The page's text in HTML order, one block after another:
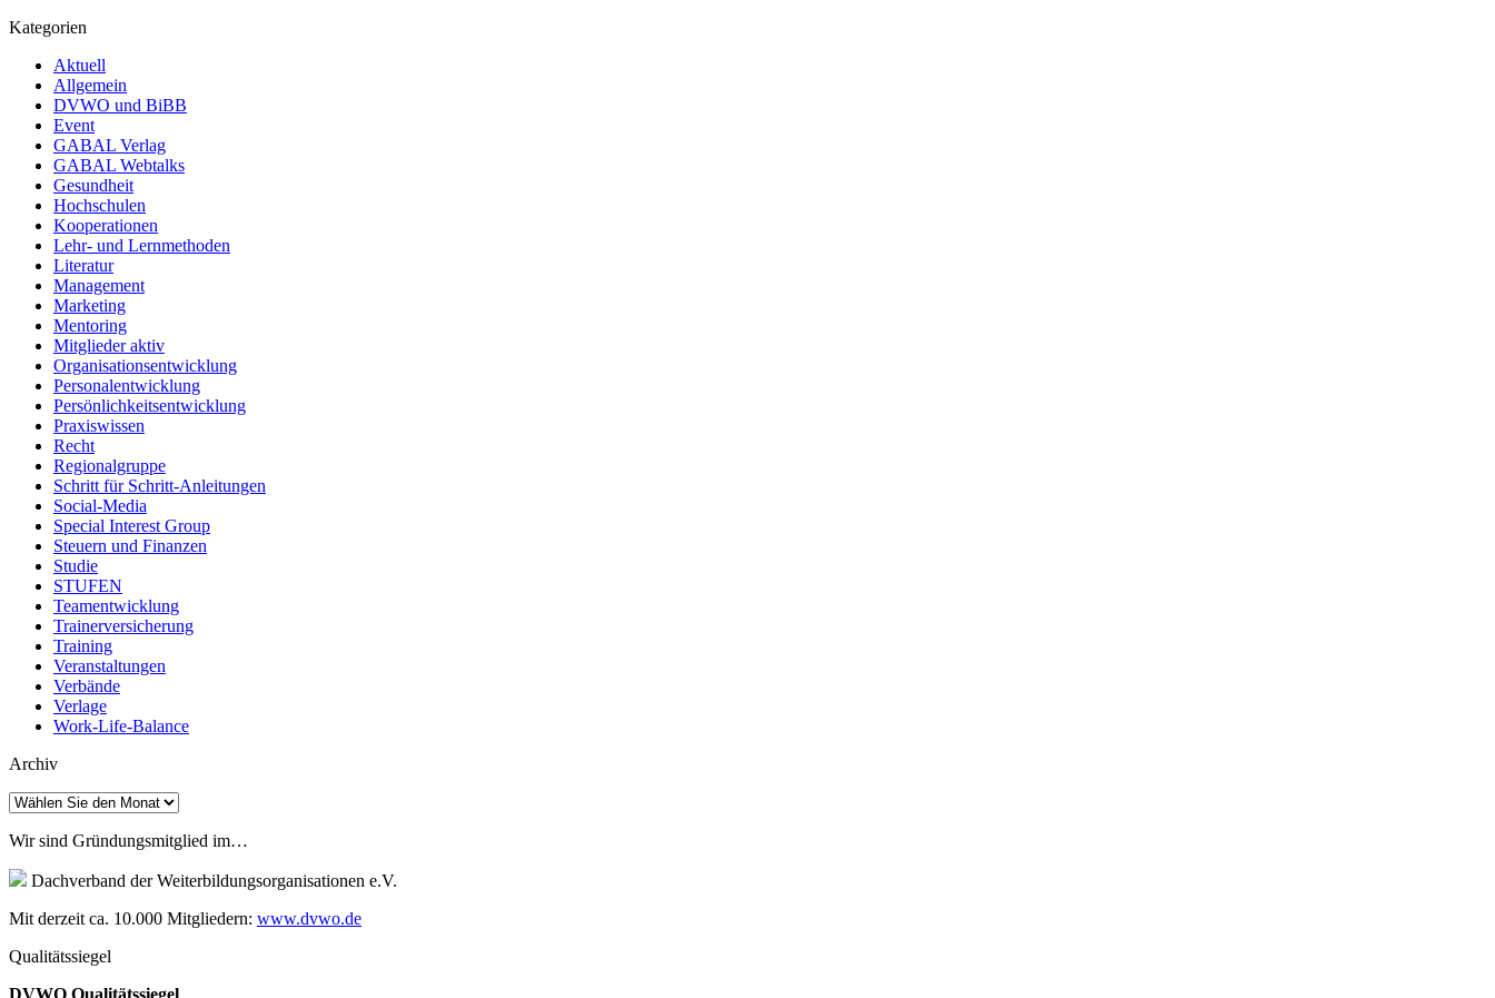
Kategorien
Aktuell
Allgemein
DVWO und BiBB
Event
GABAL Verlag
GABAL Webtalks
Gesundheit
Hochschulen
Kooperationen
Lehr- und Lernmethoden
Literatur
Management
Marketing
Mentoring
Mitglieder aktiv
Organisationsentwicklung
Personalentwicklung
Persönlichkeitsentwicklung
Praxiswissen
Recht
Regionalgruppe
Schritt für Schritt-Anleitungen
Social-Media
Special Interest Group
Steuern und Finanzen
Studie
STUFEN
Teamentwicklung
Trainerversicherung
Training
Veranstaltungen
Verbände
Verlage
Work-Life-Balance
Archiv
Archiv
Wir sind Gründungsmitglied im…
Dachverband der Weiterbildungsorganisationen e.V.
Mit derzeit ca. 10.000 Mitgliedern: www.dvwo.de
Qualitätssiegel
DVWO Qualitätssiegel